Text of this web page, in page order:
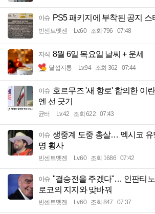
이슈 PS5 패키지에 부착된 공지 스
빈센트멧젠 Lv.60 조회 796 07:48
지식 8월 6일 목요일 날씨 + 운세
달섭지롱 Lv.94 조회 362 07:44
이슈 호르무즈 '새 항로' 합의한 이
엔 선 긋기
균터 Lv.42 조회 622 07:43
이슈 생중계 도중 총살… 멕시코 유
명 횡사
빈센트멧젠 Lv.60 조회 1686 07:42
이슈 "결승전을 주겠다"… 인판티노
로코의 지지와 맞바꿔
빈센트멧젠 Lv.60 조회 847 07:37